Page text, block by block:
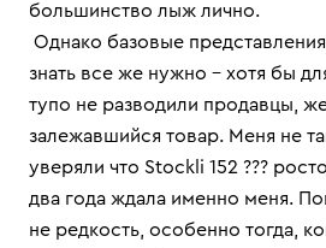
большинство лыж лично.
Однако базовые
знать все же нужно – хотя бы
тупо не разводили продавцы,
залежавшийся товар. Меня не
уверяли что Stoсkli 152 ???
два года ждала именно меня.
не редкость, особенно тогда,